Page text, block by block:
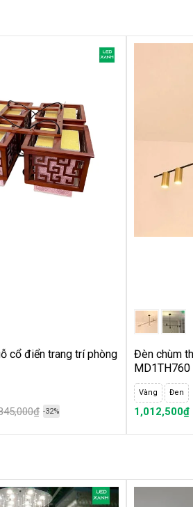
lê TPL07
hợp với nhiều không gian. Kiểu dáng
cổ điển trang trí phòng
-32%
Đèn chùm
MD1TH760
Vàng Đen
1,012,500₫